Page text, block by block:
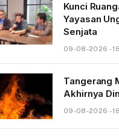
Kunci
Yayasan
Senjata
09-08-2026 -
Tangerang
Akhirnya
09-08-2026 -